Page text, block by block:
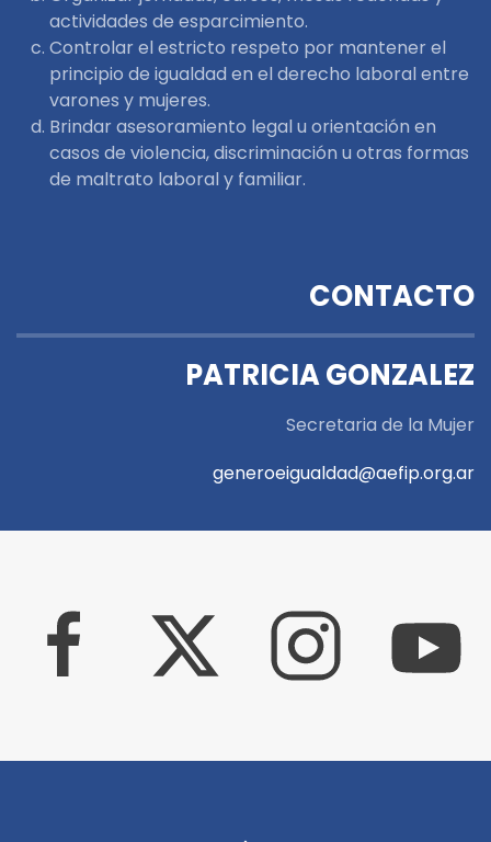
actividades de esparcimiento.
Controlar el estricto respeto por mantener el
principio de igualdad en el derecho laboral entre
varones y mujeres.
Brindar asesoramiento legal u orientación en
casos de violencia, discriminación u otras formas
de maltrato laboral y familiar.
CONTACTO
PATRICIA GONZALEZ
Secretaria de la Mujer
generoeigualdad@aefip.org.ar